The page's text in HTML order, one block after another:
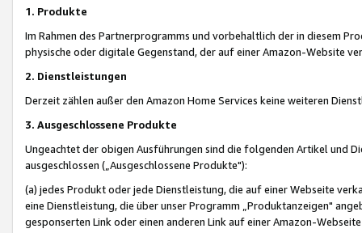
1. Produkte
Im Rahmen des Partnerprogramms und vorbehaltlich der in diesem
physische oder digitale Gegenstand, der auf einer Amazon-Website
2. Dienstleistungen
Derzeit zählen außer den Amazon Home Services keine weiteren
3. Ausgeschlossene Produkte
Ungeachtet der obigen Ausführungen sind die folgenden Artikel und
ausgeschlossen („Ausgeschlossene Produkte"):
(a) jedes Produkt oder jede Dienstleistung, die auf einer Webseite
eine Dienstleistung, die über unser Programm „Produktanzeigen"
gesponserten Link oder einen anderen Link auf einer Amazon-